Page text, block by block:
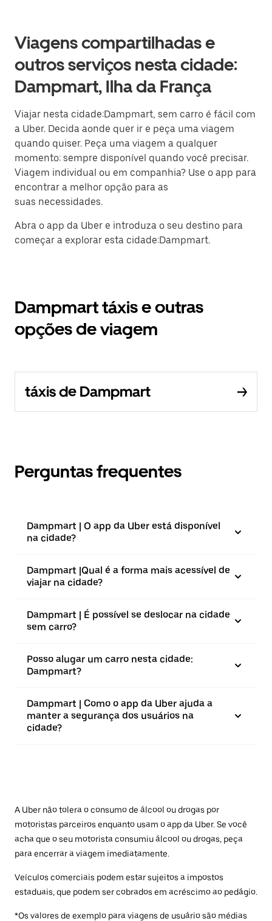
Viagens compartilhadas e
outros serviços nesta cidade:
Dampmart, Ilha da França
Viajar nesta cidade:Dampmart, sem carro é fácil com
a Uber. Decida aonde quer ir e peça uma viagem
quando quiser. Peça uma viagem a qualquer
momento: sempre disponível quando você precisar.
Viagem individual ou em companhia? Use o app para
encontrar a melhor opção para as
suas necessidades.
Abra o app da Uber e introduza o seu destino para
começar a explorar esta cidade:Dampmart.
Dampmart táxis e outras
opções de viagem
táxis de Dampmart
Perguntas frequentes
Dampmart | O app da Uber está disponível
na cidade?
Dampmart |⁠Qual é a forma mais acessível de
viajar na cidade?
Dampmart | É possível se deslocar na cidade
sem carro?
Posso alugar um carro nesta cidade:
Dampmart?
Dampmart | Como o app da Uber ajuda a
manter a segurança dos usuários na
cidade?
A Uber não tolera o consumo de álcool ou drogas por
motoristas parceiros enquanto usam o app da Uber. Se você
acha que o seu motorista consumiu álcool ou drogas, peça
para encerrar a viagem imediatamente.
Veículos comerciais podem estar sujeitos a impostos
estaduais, que podem ser cobrados em acréscimo ao pedágio.
*Os valores de exemplo para viagens de usuário são médias